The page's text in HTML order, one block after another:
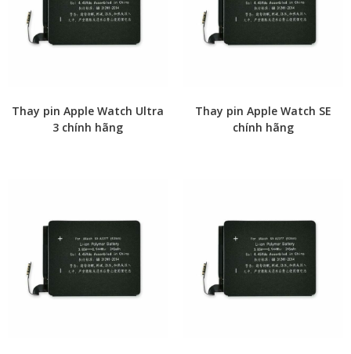
Thay pin Apple Watch Ultra
3 chính hãng
Thay pin Apple Watch SE
chính hãng